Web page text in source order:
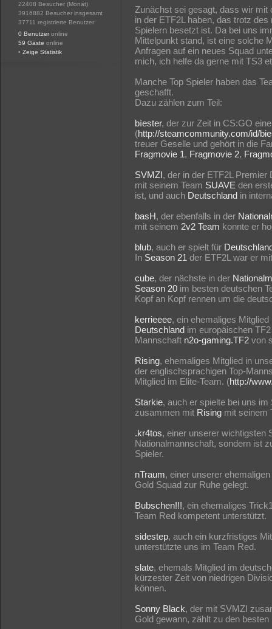
22408 Besucher (Monat)
3916882 Besucher insgesamt
37711 registrierte Benutzer
0 Benutzer online
59 Gäste online
• Zeige Statistik
Zunächst sei gesagt, dass wir mit
in der ETF2L haben, das trotz
Spielern besetzt ist. Da bei uns
Mittelpunkt stand, ist eine solche
Anfragen auf ein neues Squad
mich, ich helfe da gerne mit TS3
Manche Top Spieler haben das
geschafft.
Dazu zählen zum Teil:
bìester, der zur Zeit in CS:GO
(http://steamcommunity.com/id/
treuer Geselle und gehört in die
Fragmovie 1, Fragmovie 2,
SVMZI, der in der ETF2L Premier
mit seinem Team SUAVE den
ist, und auch Deutschland in
basH, der ebenfalls in der
mit seinem 2v2 Team konnte er
blub, auch er spielt für
In Season 21 der ETF2L war er
cube, der nächste in der
Season 20 im besten deutschen
Kopf an Kopf rennen um die
kerrieeee, ein ehemaliges
Deutschland im europäischen
Mannschaft n2o-gaming.TF2 von
Rising, ehemaliges Mitglied in
der englischsprachigen Top-
Mitglied im Elite-Team. (http://
Starkie, auch er spielte bei uns
zusammen mit Rising mit seinem
.kr4tos, einer unserer wichtigsten
Nationalmannschaft, sondern ist
Spieler.
nTraum, einer unserer
Gold Squad zur Ruhe gelegt.
Bubschen!!!, ein ehemaliges
Team Red kompetent unterstützt.
sidestep, auch ein kurzfristiges
unterstützte uns im Team Red.
slate, ehemals Mitglied im
kürzester Zeit von niedrigen
können.
Sonny Black, der mit SVMZI
Gold gewann, zählt zu den